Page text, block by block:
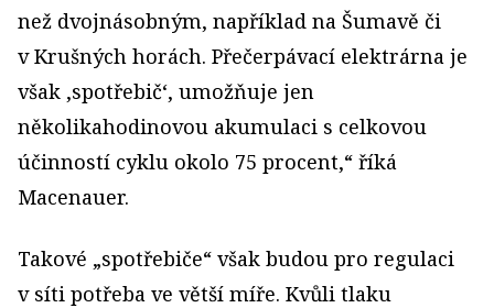
než dvojnásobným, například na Šumavě či
v Krušných horách. Přečerpávací elektrárna je
však ‚spotřebič‘, umožňuje jen
několikahodinovou akumulaci s celkovou
účinností cyklu okolo 75 procent,“ říká
Macenauer.
Takové „spotřebiče“ však budou pro regulaci
v síti potřeba ve větší míře. Kvůli tlaku